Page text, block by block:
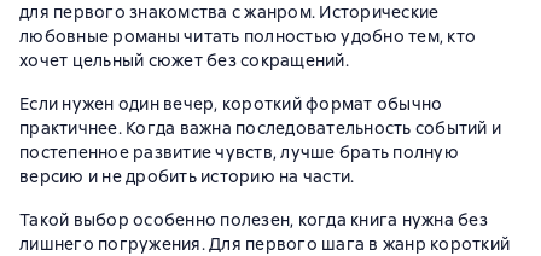
для первого знакомства с жанром. Исторические
любовные романы читать полностью удобно тем, кто
хочет цельный сюжет без сокращений.
Если нужен один вечер, короткий формат обычно
практичнее. Когда важна последовательность событий и
постепенное развитие чувств, лучше брать полную
версию и не дробить историю на части.
Такой выбор особенно полезен, когда книга нужна без
лишнего погружения. Для первого шага в жанр короткий